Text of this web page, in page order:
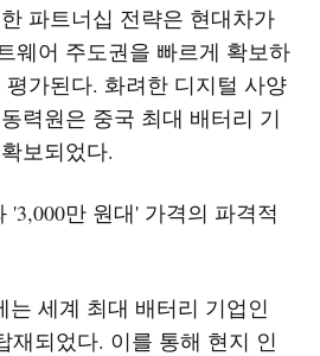
파트너십 전략은 현대차가
웨어 주도권을 빠르게 확보하
가된다. 화려한 디지털 사양
력원은 중국 최대 배터리 기
보되었다.
'3,000만 원대' 가격의 파격적
는 세계 최대 배터리 기업인
재되었다. 이를 통해 현지 인